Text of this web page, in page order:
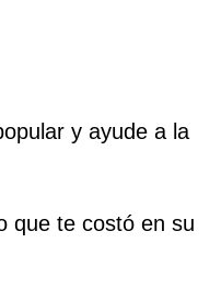
y ayude a la
que te costó en su